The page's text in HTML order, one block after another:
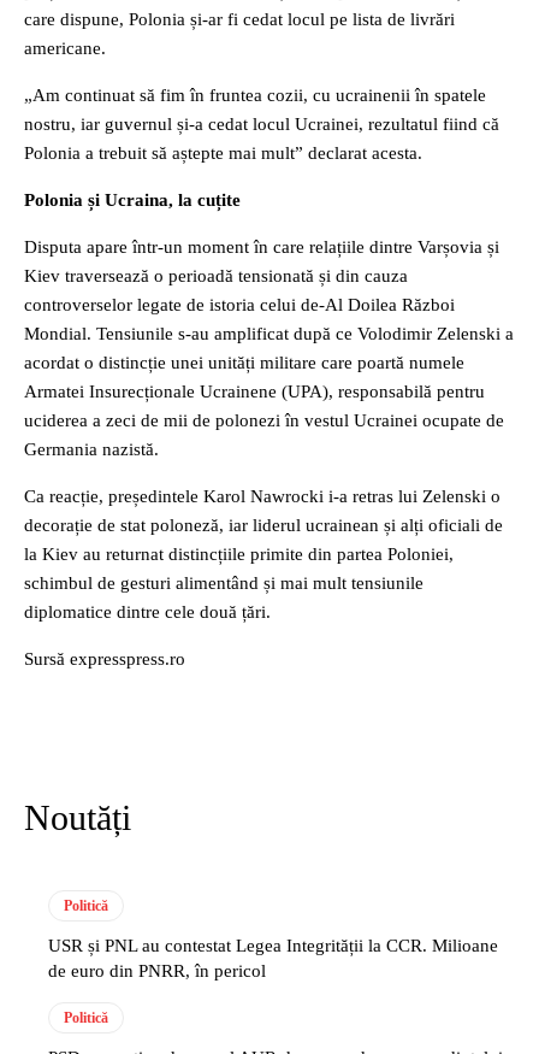
care dispune, Polonia și-ar fi cedat locul pe lista de livrări
americane.
„Am continuat să fim în fruntea cozii, cu ucrainenii în spatele
nostru, iar guvernul și-a cedat locul Ucrainei, rezultatul fiind că
Polonia a trebuit să aștepte mai mult” declarat acesta.
Polonia și Ucraina, la cuțite
Disputa apare într-un moment în care relațiile dintre Varșovia și
Kiev traversează o perioadă tensionată și din cauza
controverselor legate de istoria celui de-Al Doilea Război
Mondial. Tensiunile s-au amplificat după ce Volodimir Zelenski a
acordat o distincție unei unități militare care poartă numele
Armatei Insurecționale Ucrainene (UPA), responsabilă pentru
uciderea a zeci de mii de polonezi în vestul Ucrainei ocupate de
Germania nazistă.
Ca reacție, președintele Karol Nawrocki i-a retras lui Zelenski o
decorație de stat poloneză, iar liderul ucrainean și alți oficiali de
la Kiev au returnat distincțiile primite din partea Poloniei,
schimbul de gesturi alimentând și mai mult tensiunile
diplomatice dintre cele două țări.
Sursă expresspress.ro
Noutăți
Politică
USR și PNL au contestat Legea Integrității la CCR. Milioane
de euro din PNRR, în pericol
Politică